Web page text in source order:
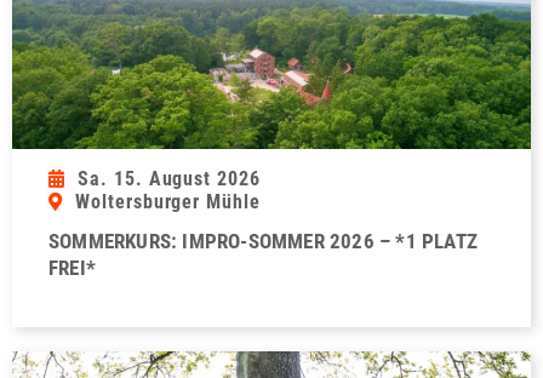
Sa. 15. August 2026
Woltersburger Mühle
SOMMERKURS: IMPRO-SOMMER 2026 – *1 PLATZ
FREI*